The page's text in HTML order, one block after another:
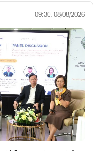
09:30, 08/08/2026